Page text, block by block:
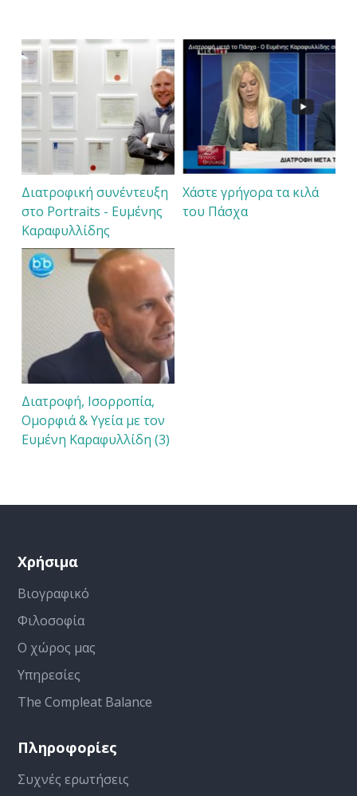
Διατροφική συνέντευξη
στο Portraits - Ευμένης
Καραφυλλίδης
Χάστε γρήγορα τα κιλά
του Πάσχα
Διατροφή, Ισορροπία,
Ομορφιά & Υγεία με τον
Ευμένη Καραφυλλίδη (3)
Χρήσιμα
Βιογραφικό
Φιλοσοφία
Ο χώρος μας
Υπηρεσίες
The Compleat Balance
Πληροφορίες
Συχνές ερωτήσεις